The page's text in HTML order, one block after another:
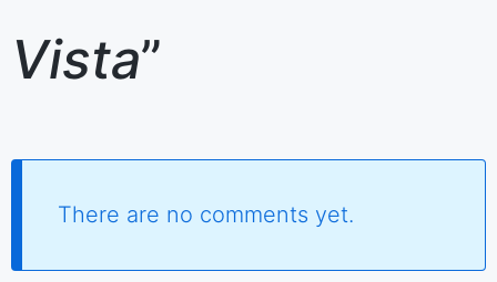
Vista”
There are no comments yet.